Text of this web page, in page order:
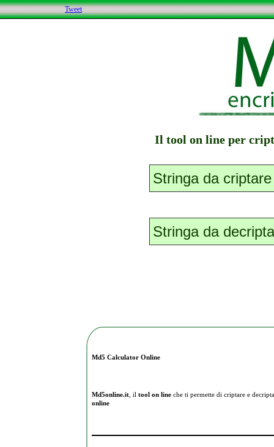
Tweet
Il tool on line per
Md5 Calculator Online
Md5online.it, il tool on lineche ti permette di criptare e
online